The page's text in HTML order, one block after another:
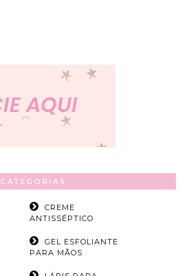
CATEGORIAS
CREME
ANTISSÉPTICO
GEL ESFOLIANTE
PARA MÃOS